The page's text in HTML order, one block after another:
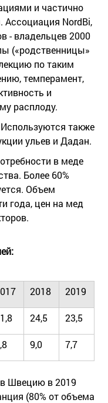
и частично
Ассоциация NordBi,
- владельцев 2000
(«родственницы»
по таким
темперамент,
и
расплоду.
также
ульев и Дадан.
в меде
Более 60%
Объем
года, цен на мед
2018 2019
24,5 23,5
9,0 7,7
Швецию в 2019
(80% от объема